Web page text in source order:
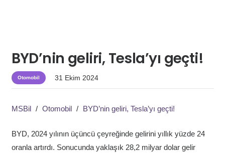
BYD’nin geliri, Tesla’yı geçti!
Otomobil 31 Ekim 2024
MSBil / Otomobil / BYD’nin geliri, Tesla’yı geçti!
BYD, 2024 yılının üçüncü çeyreğinde gelirini yıllık yüzde 24
oranla artırdı. Sonucunda yaklaşık 28,2 milyar dolar gelir